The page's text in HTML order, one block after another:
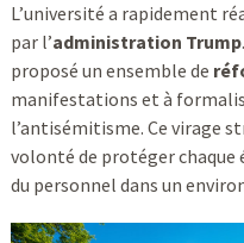
L’université a rapidement
par l’administration Trump
proposé un ensemble de
manifestations et à
l’antisémitisme. Ce virage
volonté de protéger
du personnel dans un